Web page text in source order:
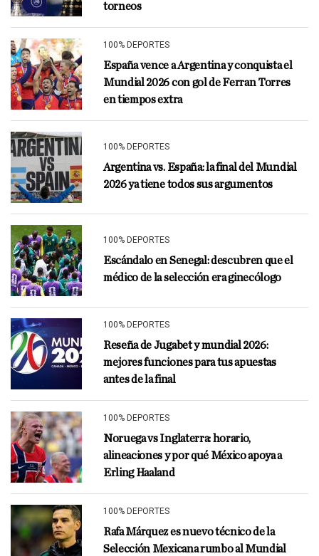
torneos
100% DEPORTES
España vence a Argentina y conquista el
Mundial 2026 con gol de Ferran Torres
en tiempos extra
100% DEPORTES
Argentina vs. España: la final del Mundial
2026 ya tiene todos sus argumentos
100% DEPORTES
Escándalo en Senegal: descubren que el
médico de la selección era ginecólogo
100% DEPORTES
Reseña de Jugabet y mundial 2026:
mejores funciones para tus apuestas
antes de la final
100% DEPORTES
Noruega vs Inglaterra: horario,
alineaciones y por qué México apoya a
Erling Haaland
100% DEPORTES
Rafa Márquez es nuevo técnico de la
Selección Mexicana rumbo al Mundial